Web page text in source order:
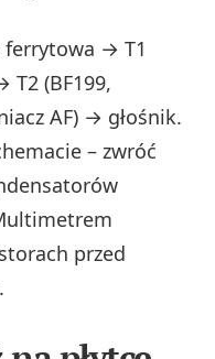
ferrytowa → T1
T2 (BF199,
AF) → głośnik.
– zwróć
przed